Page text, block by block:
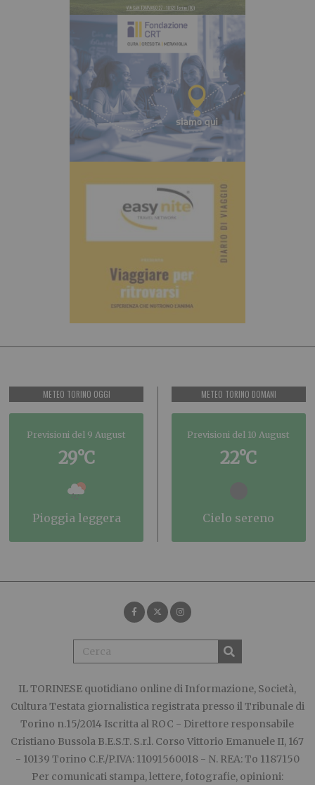
METEO TORINO OGGI
Previsioni del 9 August
29°C
pioggia leggera
METEO TORINO DOMANI
Previsioni del 10 August
22°C
cielo sereno
IL TORINESE quotidiano online di Informazione, Società,
Cultura Testata giornalistica registrata presso il Tribunale di
Torino n.15/2014 Iscritta al ROC - Direttore responsabile
Cristiano Bussola B.E.S.T. S.r.l. Corso Vittorio Emanuele II, 167
- 10139 Torino C.F./P.IVA: 11091560018 - N. REA: To 1187150
Per comunicati stampa, lettere, fotografie, opinioni: